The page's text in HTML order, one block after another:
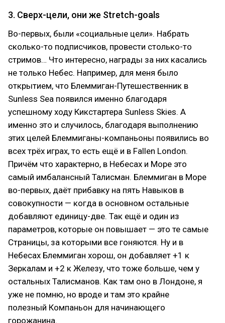
3. Сверх-цели, они же Stretch-goals
Во-первых, были «социальные цели». Набрать
сколько-то подписчиков, провести столько-то
стримов… Что интересно, награды за них касались
не только Небес. Например, для меня было
открытием, что Блеммиган-Путешественник в
Sunless Sea появился именно благодаря
успешному ходу Кикстартера Sunless Skies. А
именно это и случилось, благодаря выполнению
этих целей Блеммиганы-компаньоны появились во
всех трёх играх, то есть ещё и в Fallen London.
Причём что характерно, в Небесах и Море это
самый имбалансный Талисман. Блеммиган в Море
во-первых, даёт прибавку на пять Навыков в
совокупности — когда в основном остальные
добавляют единицу-две. Так ещё и один из
параметров, которые он повышает — это те самые
Страницы, за которыми все гоняются. Ну и в
Небесах Блеммиган хорош, он добавляет +1 к
Зеркалам и +2 к Железу, что тоже больше, чем у
остальных Талисманов. Как там оно в Лондоне, я
уже не помню, но вроде и там это крайне
полезный Компаньон для начинающего
горожанина.